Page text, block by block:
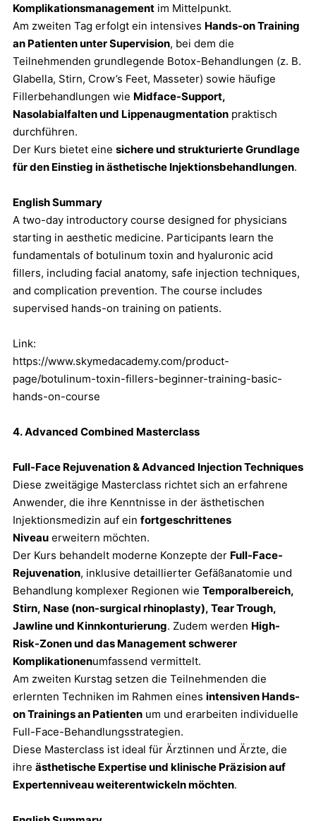
Komplikationsmanagement im Mittelpunkt.
Am zweiten Tag erfolgt ein intensives Hands-on Training
an Patienten unter Supervision, bei dem die
Teilnehmenden grundlegende Botox-Behandlungen (z. B.
Glabella, Stirn, Crow’s Feet, Masseter) sowie häufige
Fillerbehandlungen wie Midface-Support,
Nasolabialfalten und Lippenaugmentation praktisch
durchführen.
Der Kurs bietet eine sichere und strukturierte Grundlage
für den Einstieg in ästhetische Injektionsbehandlungen.
English Summary
A two-day introductory course designed for physicians
starting in aesthetic medicine. Participants learn the
fundamentals of botulinum toxin and hyaluronic acid
fillers, including facial anatomy, safe injection techniques,
and complication prevention. The course includes
supervised hands-on training on patients.
Link:
https://www.skymedacademy.com/product-
page/botulinum-toxin-fillers-beginner-training-basic-
hands-on-course
4. Advanced Combined Masterclass
Full-Face Rejuvenation & Advanced Injection Techniques
Diese zweitägige Masterclass richtet sich an erfahrene
Anwender, die ihre Kenntnisse in der ästhetischen
Injektionsmedizin auf ein fortgeschrittenes
Niveau erweitern möchten.
Der Kurs behandelt moderne Konzepte der Full-Face-
Rejuvenation, inklusive detaillierter Gefäßanatomie und
Behandlung komplexer Regionen wie Temporalbereich,
Stirn, Nase (non-surgical rhinoplasty), Tear Trough,
Jawline und Kinnkonturierung. Zudem werden High-
Risk-Zonen und das Management schwerer
Komplikationenumfassend vermittelt.
Am zweiten Kurstag setzen die Teilnehmenden die
erlernten Techniken im Rahmen eines intensiven Hands-
on Trainings an Patienten um und erarbeiten individuelle
Full-Face-Behandlungsstrategien.
Diese Masterclass ist ideal für Ärztinnen und Ärzte, die
ihre ästhetische Expertise und klinische Präzision auf
Expertenniveau weiterentwickeln möchten.